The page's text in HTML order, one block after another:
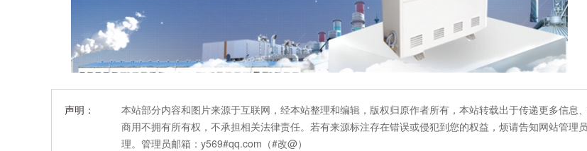
声明：
本站部分内容和图片来源于互联网，经本站整理和编辑，版权归原作者所有，本站转载出于传递更多信息
商用不拥有所有权，不承担相关法律责任。若有来源标注存在错误或侵犯到您的权益，烦请告知网站管理
理。管理员邮箱：y569#qq.com（#改@）